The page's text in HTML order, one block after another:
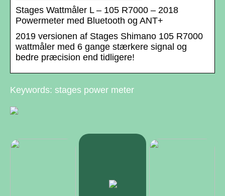
Stages Wattmåler L – 105 R7000 – 2018
Powermeter med Bluetooth og ANT+
2019 versionen af Stages Shimano 105 R7000
wattmåler med 6 gange stærkere signal og
bedre præcision end tidligere!
Keywords: stages power meter